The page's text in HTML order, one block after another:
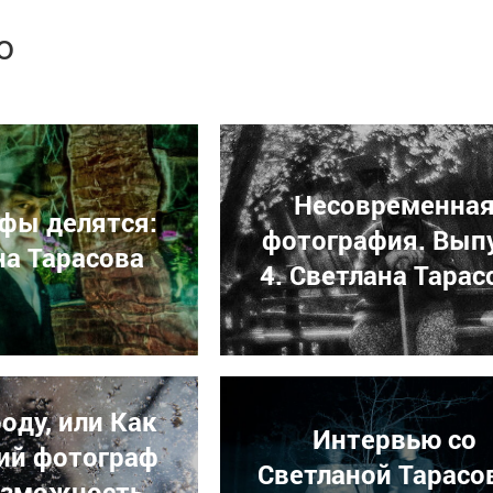
делятся:
Тарасова
фотография.
4. Светлана
или Как
фотограф
Интервью со
Светланой